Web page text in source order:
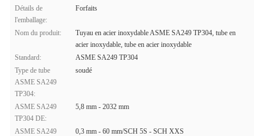
Détails de
l'emballage:
Forfaits
Nom du produit:
Tuyau en acier inoxydable ASME SA249 TP304, tube en
acier inoxydable, tube en acier inoxydable
Standard:
ASME SA249 TP304
Type de tube
ASME SA249
TP304:
soudé
ASME SA249
TP304 DE:
5,8 mm - 2032 mm
ASME SA249
0,3 mm - 60 mm/SCH 5S - SCH XXS